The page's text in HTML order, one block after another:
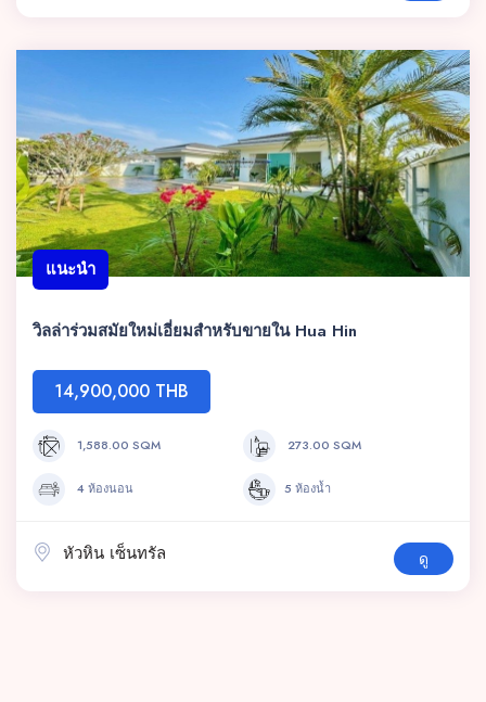
แนะนำ
วิลล่าร่วมสมัยใหม่เอี่ยมสำหรับขายใน Hua Hin
14,900,000 THB
1,588.00 SQM 273.00 SQM
4 ห้องนอน 5 ห้องน้ำ
หัวหิน เซ็นทรัล ดู